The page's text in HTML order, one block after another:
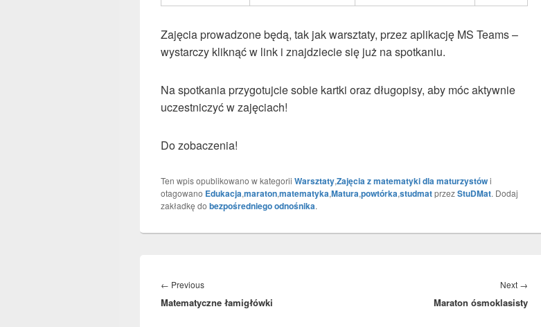
Zajęcia prowadzone będą, tak jak warsztaty, przez aplikację MS Teams –
wystarczy kliknąć w link i znajdziecie się już na spotkaniu.
Na spotkania przygotujcie sobie kartki oraz długopisy, aby móc aktywnie
uczestniczyć w zajęciach!
Do zobaczenia!
Ten wpis opublikowano w kategorii Warsztaty,Zajęcia z matematyki dla maturzystówi
otagowano Edukacja,maraton,matematyka,Matura,powtórka,studmatprzezStuDMat. Dodaj
zakładkę do bezpośredniego odnośnika.
wpisu
← Previous
post:
Matematyczne łamigłówki
Next →
Maraton ósmoklasisty